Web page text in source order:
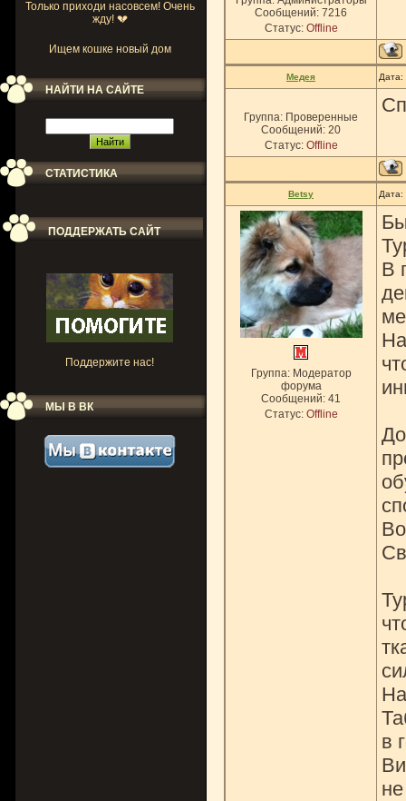
Только приходи насовсем! Очень
жду! 💔
Ищем кошке новый дом
НАЙТИ НА САЙТЕ
СТАТИСТИКА
ПОДДЕРЖАТЬ САЙТ
Поддержите нас!
МЫ В ВК
Сообщений: 7216
Статус: Offline
Медея Дата:
Группа: Проверенные
Сообщений: 20
Статус: Offline
Betsy Дата:
Группа: Модератор
форума
Сообщений: 41
Статус: Offline
В
в